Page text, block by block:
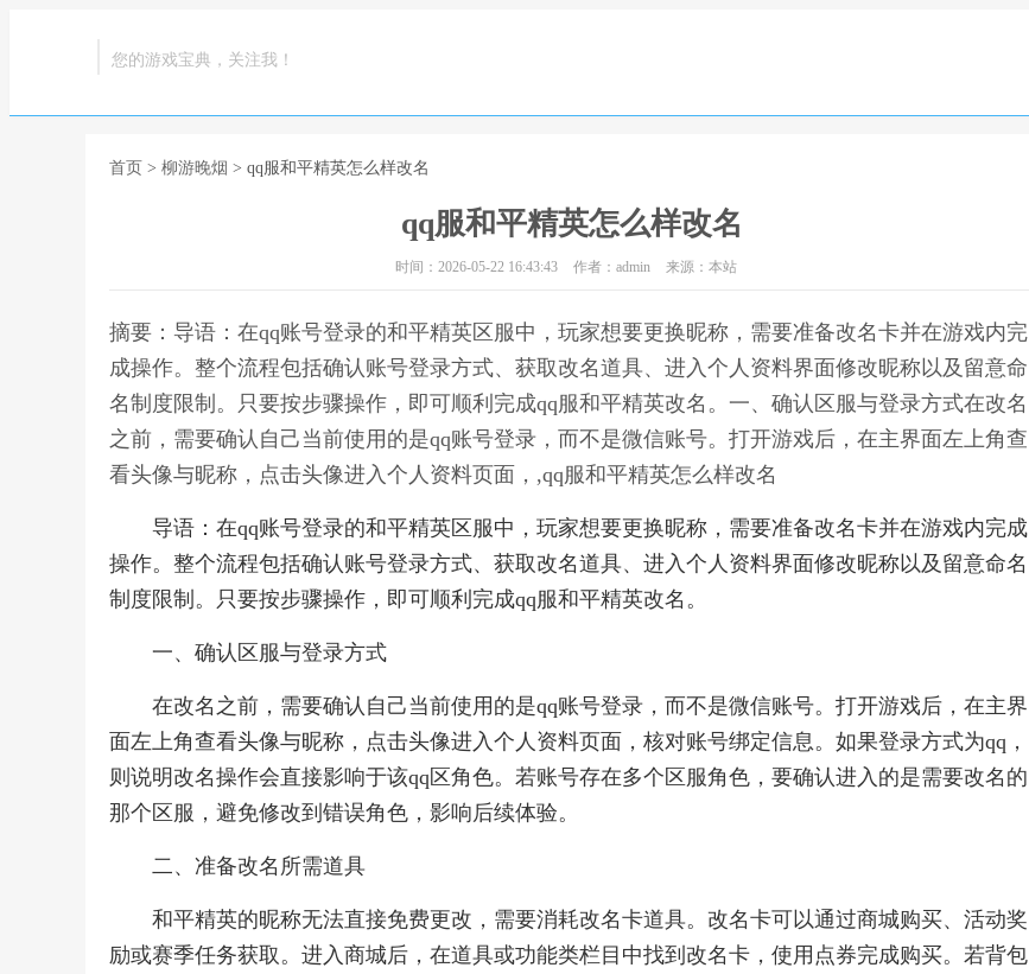
您的游戏宝典，关注我！
首页 > 柳游晚烟 > qq服和平精英怎么样改名
qq服和平精英怎么样改名
时间：2026-05-22 16:43:43 作者：admin 来源：本站
摘要：导语：在qq账号登录的和平精英区服中，玩家想要更换昵称，需要准备改名卡并在游戏内完
成操作。整个流程包括确认账号登录方式、获取改名道具、进入个人资料界面修改昵称以及留意命
名制度限制。只要按步骤操作，即可顺利完成qq服和平精英改名。一、确认区服与登录方式在改名
之前，需要确认自己当前使用的是qq账号登录，而不是微信账号。打开游戏后，在主界面左上角查
看头像与昵称，点击头像进入个人资料页面，,qq服和平精英怎么样改名
导语：在qq账号登录的和平精英区服中，玩家想要更换昵称，需要准备改名卡并在游戏内完成
操作。整个流程包括确认账号登录方式、获取改名道具、进入个人资料界面修改昵称以及留意命名
制度限制。只要按步骤操作，即可顺利完成qq服和平精英改名。
一、确认区服与登录方式
在改名之前，需要确认自己当前使用的是qq账号登录，而不是微信账号。打开游戏后，在主界
面左上角查看头像与昵称，点击头像进入个人资料页面，核对账号绑定信息。如果登录方式为qq，
则说明改名操作会直接影响于该qq区角色。若账号存在多个区服角色，要确认进入的是需要改名的
那个区服，避免修改到错误角色，影响后续体验。
二、准备改名所需道具
和平精英的昵称无法直接免费更改，需要消耗改名卡道具。改名卡可以通过商城购买、活动奖
励或赛季任务获取。进入商城后，在道具或功能类栏目中找到改名卡，使用点券完成购买。若背包